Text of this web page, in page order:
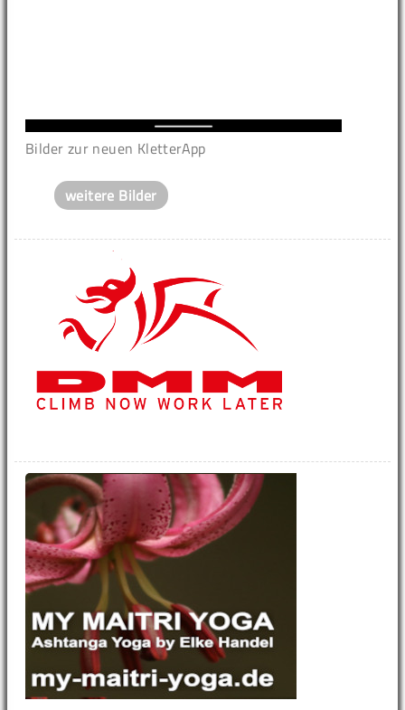
Bilder zur neuen KletterApp
weitere Bilder